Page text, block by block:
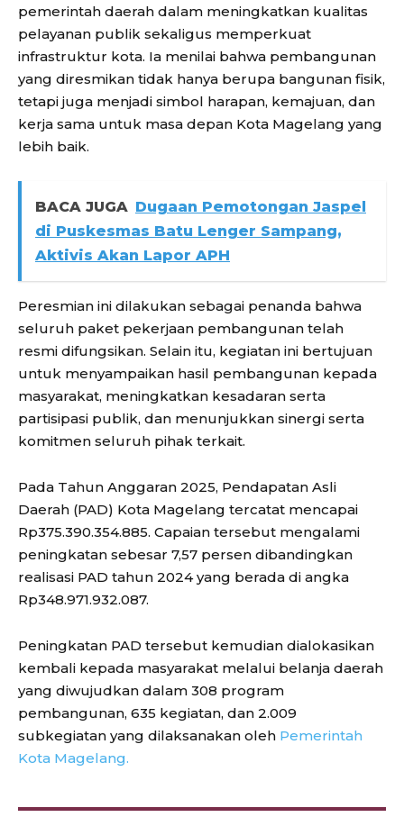
pemerintah daerah dalam meningkatkan kualitas
pelayanan publik sekaligus memperkuat
infrastruktur kota. Ia menilai bahwa pembangunan
yang diresmikan tidak hanya berupa bangunan fisik,
tetapi juga menjadi simbol harapan, kemajuan, dan
kerja sama untuk masa depan Kota Magelang yang
lebih baik.
BACA JUGA Dugaan Pemotongan Jaspel
di Puskesmas Batu Lenger Sampang,
Aktivis Akan Lapor APH
Peresmian ini dilakukan sebagai penanda bahwa
seluruh paket pekerjaan pembangunan telah
resmi difungsikan. Selain itu, kegiatan ini bertujuan
untuk menyampaikan hasil pembangunan kepada
masyarakat, meningkatkan kesadaran serta
partisipasi publik, dan menunjukkan sinergi serta
komitmen seluruh pihak terkait.
Pada Tahun Anggaran 2025, Pendapatan Asli
Daerah (PAD) Kota Magelang tercatat mencapai
Rp375.390.354.885. Capaian tersebut mengalami
peningkatan sebesar 7,57 persen dibandingkan
realisasi PAD tahun 2024 yang berada di angka
Rp348.971.932.087.
Peningkatan PAD tersebut kemudian dialokasikan
kembali kepada masyarakat melalui belanja daerah
yang diwujudkan dalam 308 program
pembangunan, 635 kegiatan, dan 2.009
subkegiatan yang dilaksanakan oleh Pemerintah
Kota Magelang.